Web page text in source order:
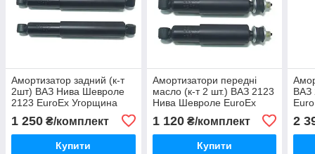
Амортизатор задний (к-т
2шт) ВАЗ Нива Шевроле
2123 EuroEx Угорщина
1 250 ₴/комплект
Купити
Амортизатори передні
масло (к-т 2 шт.) ВАЗ 2123
Нива Шевроле EuroEx
1 120₴/комплект
Купити
ВАЗ
2